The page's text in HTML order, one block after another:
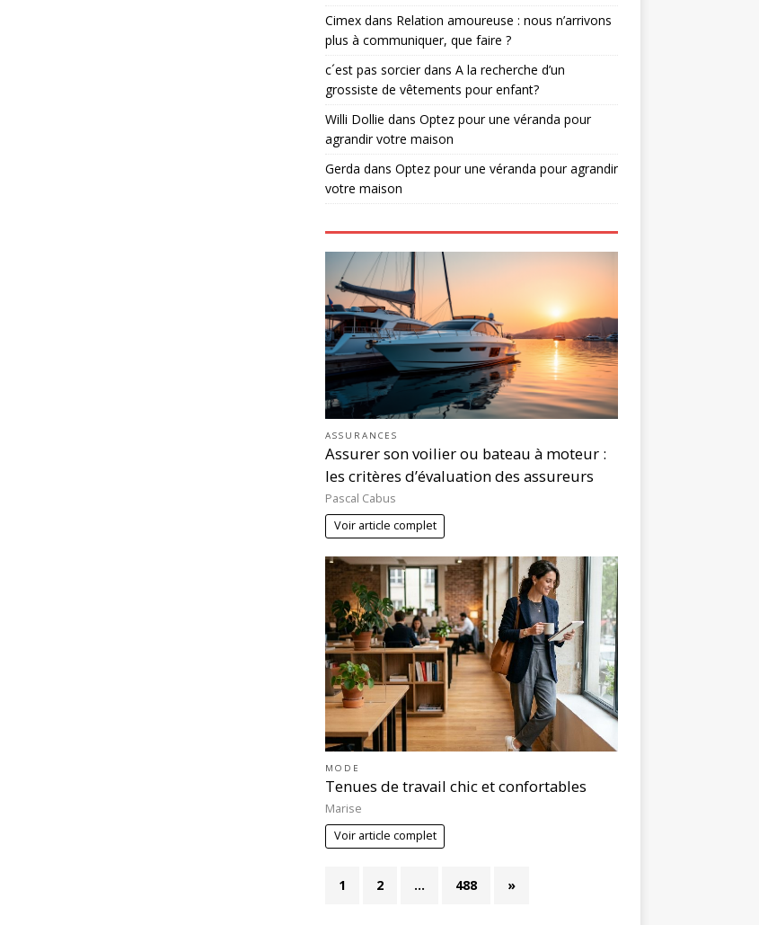
Cimexdans Relation amoureuse : nous n’arrivons
plus à communiquer, que faire ?
c´est pas sorcierdans A la recherche d’un
grossiste de vêtements pour enfant?
Willi Dollie dans Optez pour une véranda pour
agrandir votre maison
Gerda dans Optez pour une véranda pour agrandir
votre maison
ASSURANCES
Assurer son voilier ou bateau à moteur :
les critères d’évaluation des assureurs
Pascal Cabus
Voir article complet
MODE
Tenues de travail chic et confortables
Marise
Voir article complet
1 2 … 488 »